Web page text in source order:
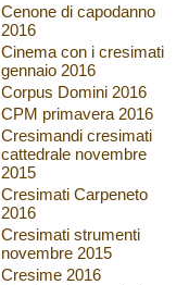
Cenone di capodanno
2016
Cinema con i cresimati
gennaio 2016
Corpus Domini 2016
CPM primavera 2016
Cresimandi cresimati
cattedrale novembre
2015
Cresimati Carpeneto
2016
Cresimati strumenti
novembre 2015
Cresime 2016